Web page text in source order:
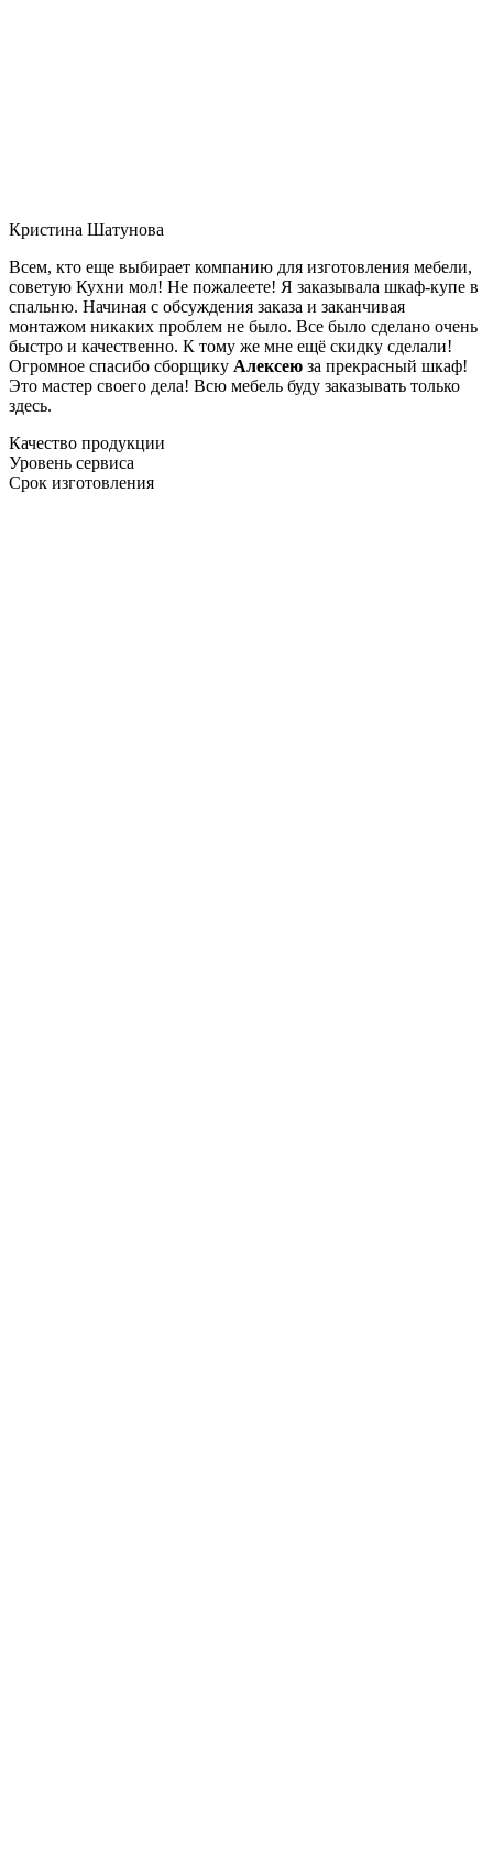
Кристина Шатунова
Всем, кто еще выбирает компанию для изготовления мебели,
советую Кухни мол! Не пожалеете! Я заказывала шкаф-купе в
спальню. Начиная с обсуждения заказа и заканчивая
монтажом никаких проблем не было. Все было сделано очень
быстро и качественно. К тому же мне ещё скидку сделали!
Огромное спасибо сборщику Алексею за прекрасный шкаф!
Это мастер своего дела! Всю мебель буду заказывать только
здесь.
Качество продукции
Уровень сервиса
Срок изготовления